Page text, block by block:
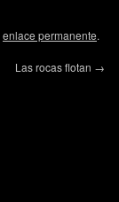
enlace permanente.
Las rocas flotan →